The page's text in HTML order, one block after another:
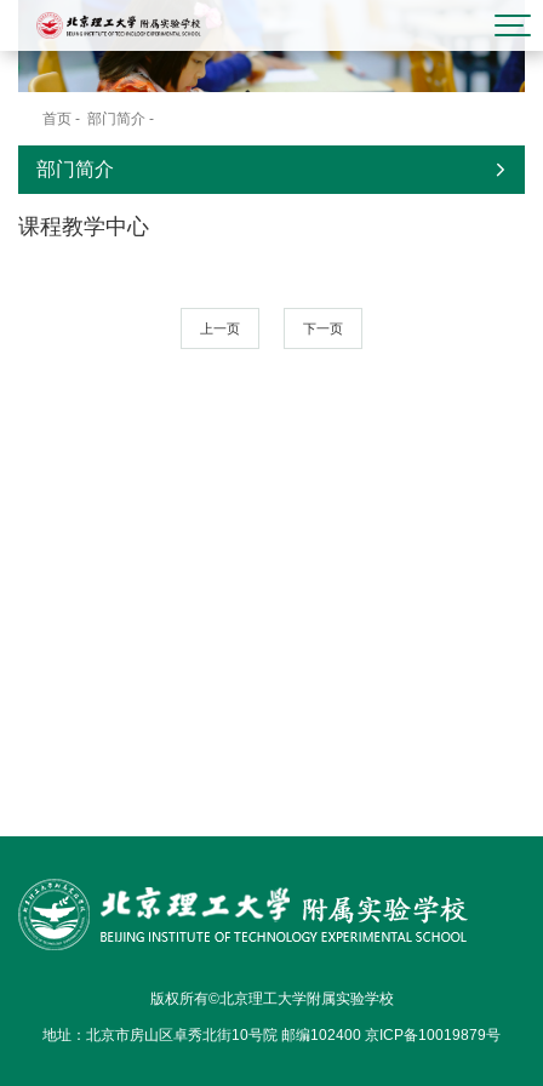
首页 - 部门简介 -
部门简介
课程教学中心
上一页 下一页
版权所有©北京理工大学附属实验学校
地址：北京市房山区卓秀北街10号院 邮编102400 京ICP备10019879号